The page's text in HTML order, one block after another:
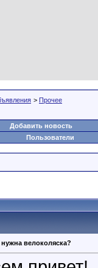
> Прочее
Добавить новость
Пользователи
велоколяска?